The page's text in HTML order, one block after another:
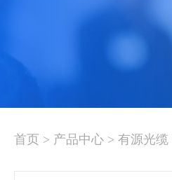
首页 > 产品中心 > 有源光缆